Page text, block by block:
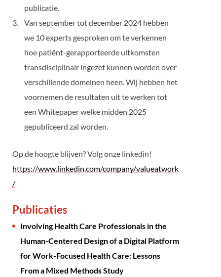
publicatie.
Van september tot december 2024 hebben
we 10 experts gesproken om te verkennen
hoe patiënt-gerapporteerde uitkomsten
transdisciplinair ingezet kunnen worden over
verschillende domeinen heen. Wij hebben het
voornemen de resultaten uit te werken tot
een Whitepaper welke midden 2025
gepubliceerd zal worden.
Op de hoogte blijven? Volg onze linkedin!
https://www.linkedin.com/company/valueatwork
/
Publicaties
Involving Health Care Professionals in the
Human-Centered Design of a Digital Platform
for Work-Focused Health Care: Lessons
From a Mixed Methods Study